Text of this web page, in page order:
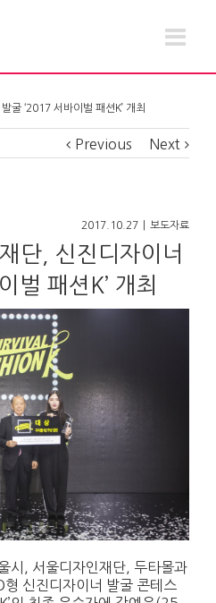
굴 ‘2017 서바이벌 패션K’ 개최
Previous Next
2017.10.27 보도자료
단, 신진디자이너
벌 패션K’ 개최
시, 서울디자인재단, 두타몰과
신진디자이너 발굴 콘테스